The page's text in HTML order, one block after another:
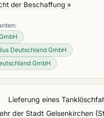
der Beschaffung »
Deutschland GmbH
GmbH
Lieferung eines
der Stadt Gelsenkirchen (